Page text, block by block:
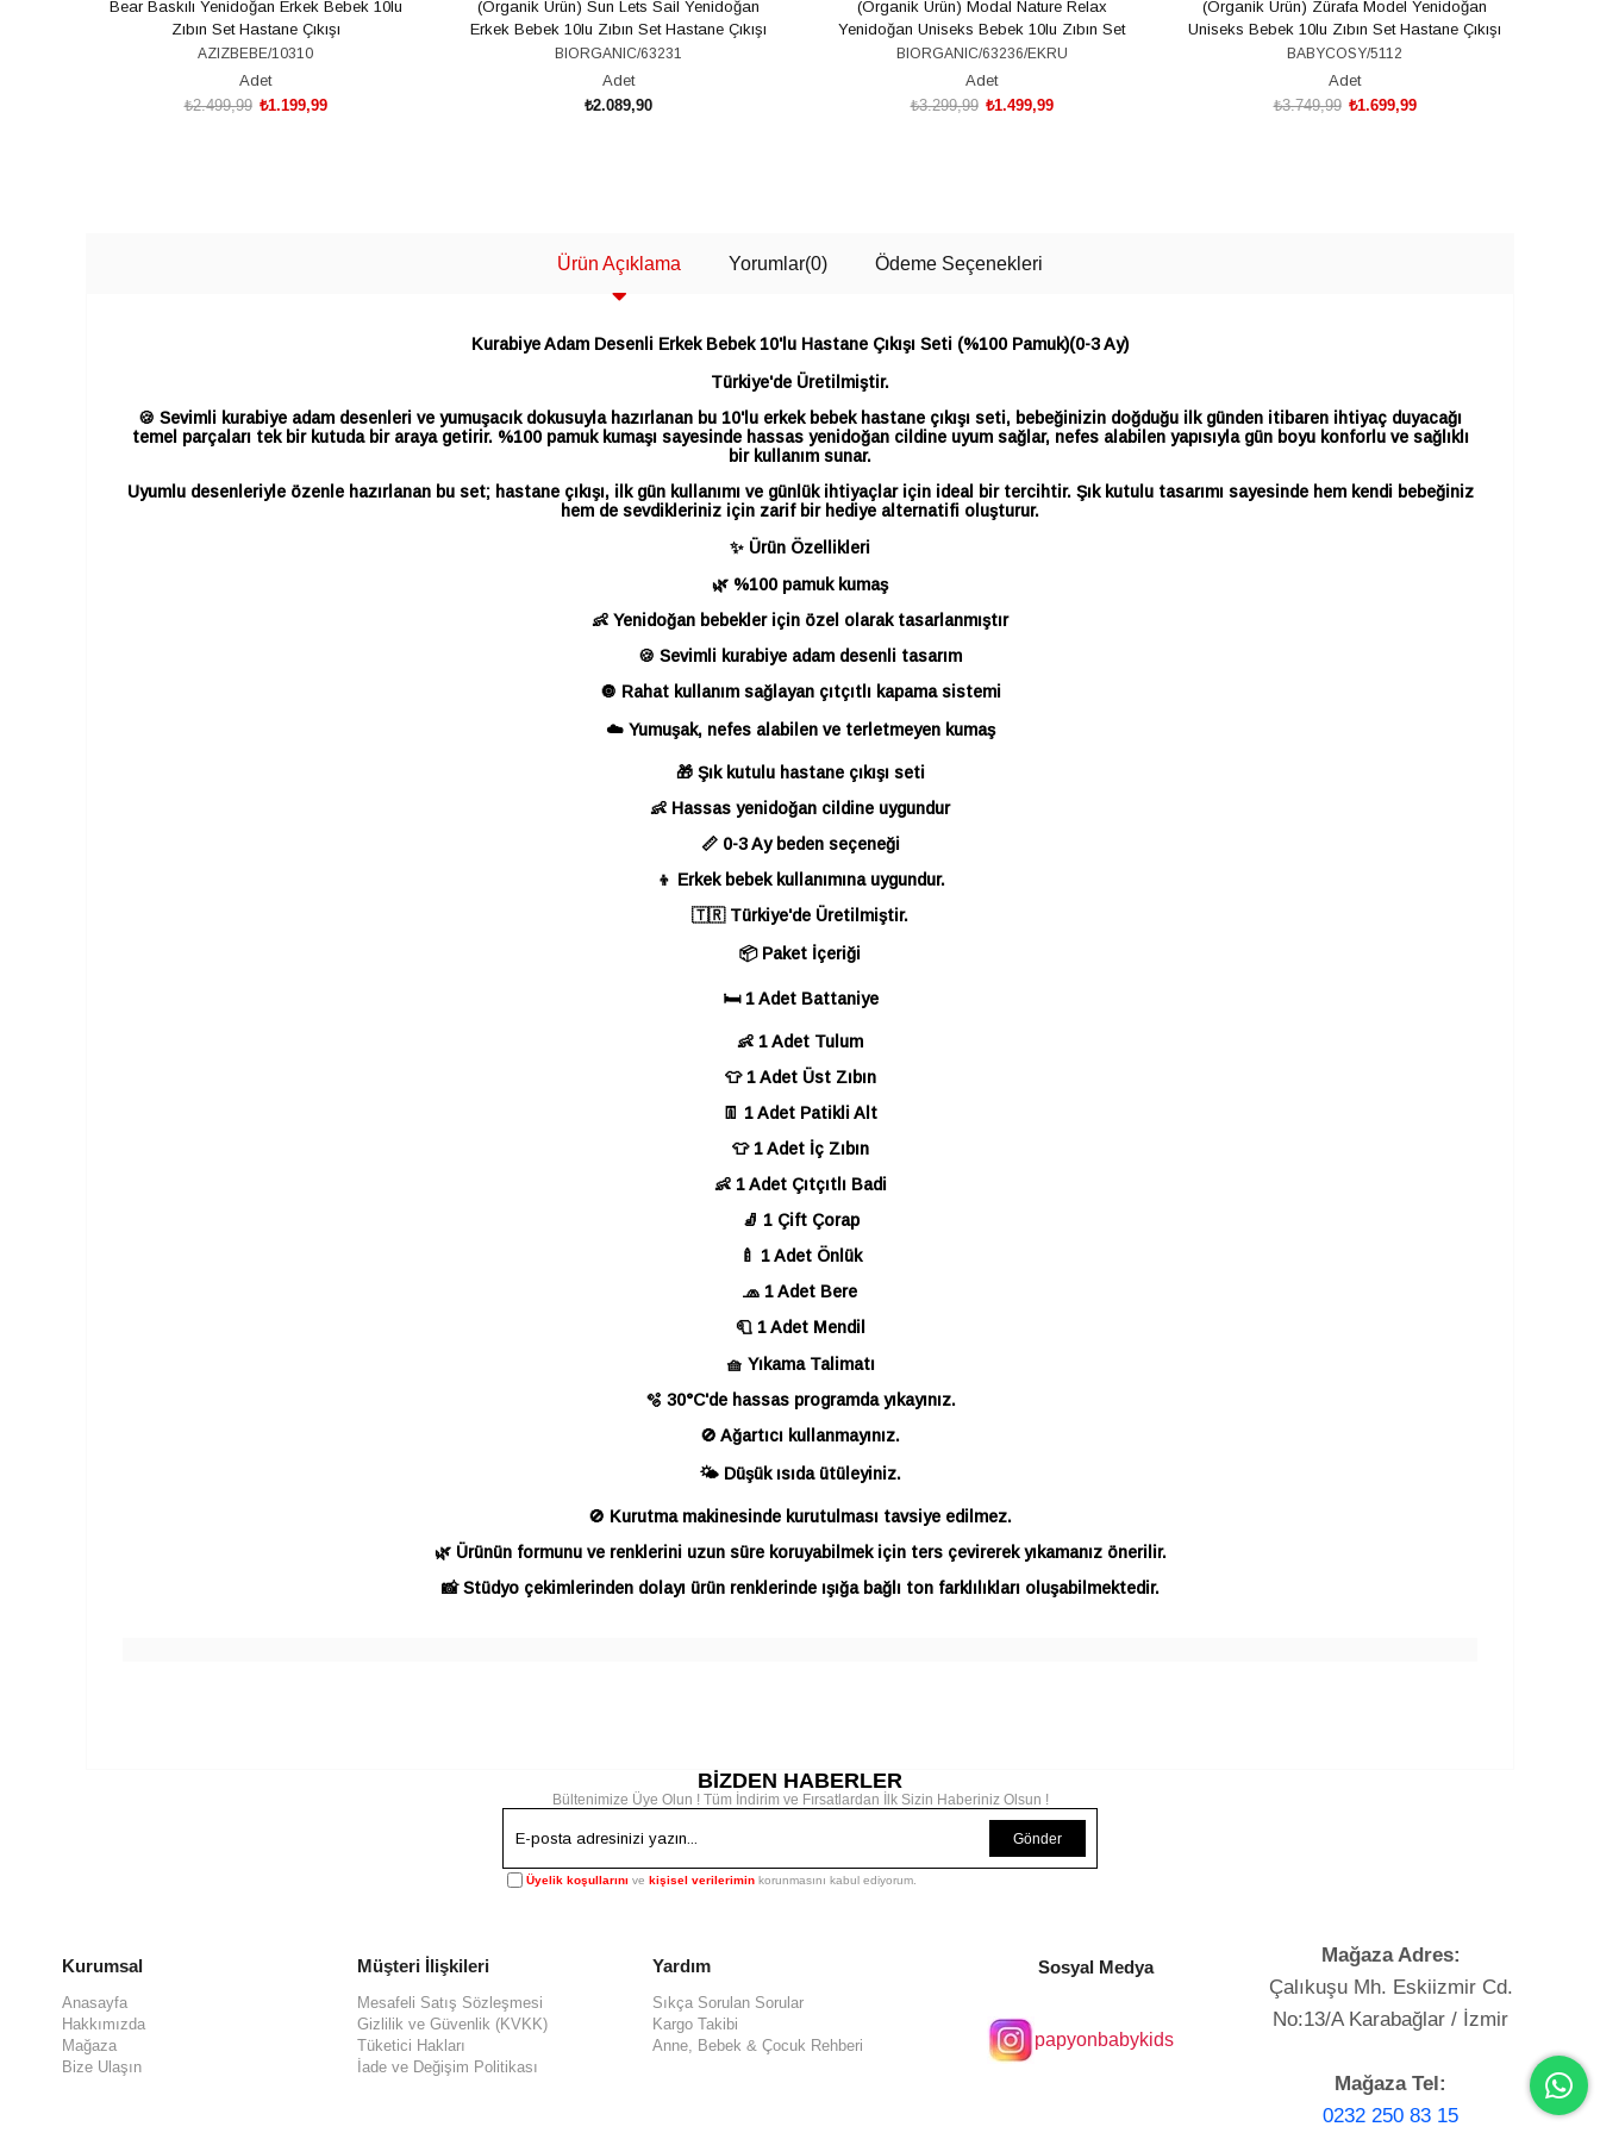
Bear Baskılı Yenidoğan Erkek Bebek 10lu
Zıbın Set Hastane Çıkışı
AZIZBEBE/10310
Adet
₺1.199,99
₺2.499,99
(Organik Ürün) Sun Lets Sail Yenidoğan
Erkek Bebek 10lu Zıbın Set Hastane Çıkışı
BIORGANIC/63231
Adet
₺2.089,90
(Organik Ürün) Modal Nature Relax
Yenidoğan Uniseks Bebek 10lu Zıbın Set
Hastane Çıkışı
BIORGANIC/63236/EKRU
Adet
₺1.499,99
₺3.299,99
(Organik Ürün) Zürafa Model Yenidoğan
Uniseks Bebek 10lu Zıbın Set Hastane Çıkışı
BABYCOSY/5112
Adet
₺1.699,99
₺3.749,99
Ürün Açıklama Yorumlar(0) Ödeme Seçenekleri
Kurabiye Adam Desenli Erkek Bebek 10'lu Hastane Çıkışı Seti (%100 Pamuk)(0-3 Ay)
Türkiye'de Üretilmiştir.
🍪 Sevimli kurabiye adam desenleri ve yumuşacık dokusuyla hazırlanan bu 10'lu erkek bebek hastane çıkışı seti, bebeğinizin doğduğu ilk günden itibaren ihtiyaç duyacağı
temel parçaları tek bir kutuda bir araya getirir. %100 pamuk kumaşı sayesinde hassas yenidoğan cildine uyum sağlar, nefes alabilen yapısıyla gün boyu konforlu ve sağlıklı
bir kullanım sunar.
Uyumlu desenleriyle özenle hazırlanan bu set; hastane çıkışı, ilk gün kullanımı ve günlük ihtiyaçlar için ideal bir tercihtir. Şık kutulu tasarımı sayesinde hem kendi bebeğiniz
hem de sevdikleriniz için zarif bir hediye alternatifi oluşturur.
✨ Ürün Özellikleri
🌿 %100 pamuk kumaş
👶 Yenidoğan bebekler için özel olarak tasarlanmıştır
🍪 Sevimli kurabiye adam desenli tasarım
🔘 Rahat kullanım sağlayan çıtçıtlı kapama sistemi
☁️ Yumuşak, nefes alabilen ve terletmeyen kumaş
🎁 Şık kutulu hastane çıkışı seti
👶 Hassas yenidoğan cildine uygundur
📏 0-3 Ay beden seçeneği
👦 Erkek bebek kullanımına uygundur.
🇹🇷 Türkiye'de Üretilmiştir.
📦 Paket İçeriği
🛏️ 1 Adet Battaniye
👶 1 Adet Tulum
👕 1 Adet Üst Zıbın
👖 1 Adet Patikli Alt
👕 1 Adet İç Zıbın
👶 1 Adet Çıtçıtlı Badi
🧦 1 Çift Çorap
🍼 1 Adet Önlük
🧢 1 Adet Bere
🧻 1 Adet Mendil
🧺 Yıkama Talimatı
🫧 30°C'de hassas programda yıkayınız.
🚫 Ağartıcı kullanmayınız.
🌤️ Düşük ısıda ütüleyiniz.
🚫 Kurutma makinesinde kurutulması tavsiye edilmez.
🌿 Ürünün formunu ve renklerini uzun süre koruyabilmek için ters çevirerek yıkamanız önerilir.
📸 Stüdyo çekimlerinden dolayı ürün renklerinde ışığa bağlı ton farklılıkları oluşabilmektedir.
BİZDEN HABERLER
Bültenimize Üye Olun ! Tüm İndirim ve Fırsatlardan İlk Sizin Haberiniz Olsun !
Gönder
Üyelik koşullarını ve kişisel verilerimin korunmasını kabul ediyorum.
Kurumsal
Anasayfa
Hakkımızda
Mağaza
Bize Ulaşın
Müşteri İlişkileri
Mesafeli Satış Sözleşmesi
Gizlilik ve Güvenlik (KVKK)
Tüketici Hakları
İade ve Değişim Politikası
Yardım
Sıkça Sorulan Sorular
Kargo Takibi
Anne, Bebek & Çocuk Rehberi
Sosyal Medya
papyonbabykids
Mağaza Adres:
Çalıkuşu Mh. Eskiizmir Cd.
No:13/A Karabağlar / İzmir
Mağaza Tel:
0232 250 83 15